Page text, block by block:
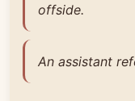
offside.
An assistant